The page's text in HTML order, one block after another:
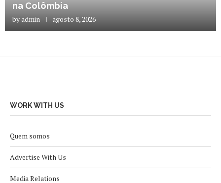
na Colômbia
byadmin agosto 8, 2026
WORK WITH US
Quem somos
Advertise With Us
Media Relations